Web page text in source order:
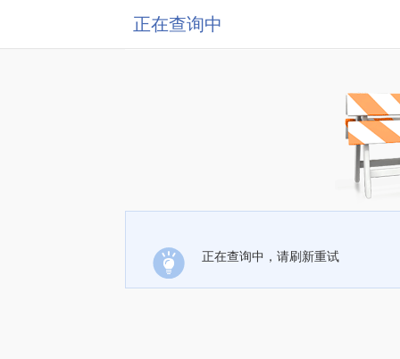
正在查询中
正在查询中，请刷新重试